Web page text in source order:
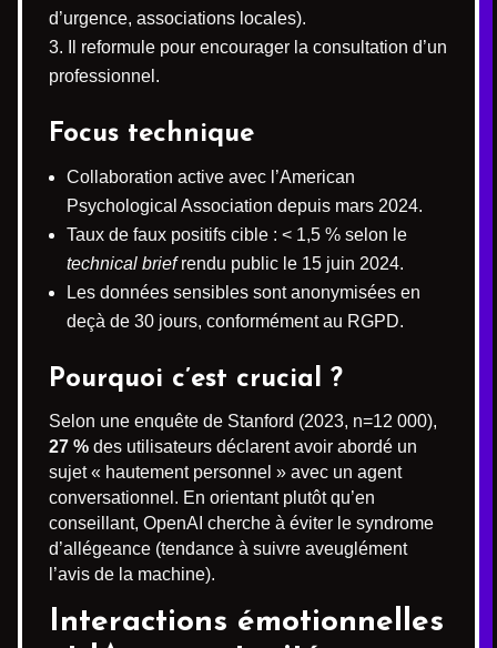
d’urgence, associations locales).
Il reformule pour encourager la consultation d’un
professionnel.
Focus technique
Collaboration active avec l’American
Psychological Association depuis mars 2024.
Taux de faux positifs cible : < 1,5 % selon le
technical briefrendu public le 15 juin 2024.
Les données sensibles sont anonymisées en
deçà de 30 jours, conformément au RGPD.
Pourquoi c’est crucial ?
Selon une enquête de Stanford (2023, n=12 000),
27 % des utilisateurs déclarent avoir abordé un
sujet « hautement personnel » avec un agent
conversationnel. En orientant plutôt qu’en
conseillant, OpenAI cherche à éviter le syndrome
d’allégeance (tendance à suivre aveuglément
l’avis de la machine).
Interactions émotionnelles